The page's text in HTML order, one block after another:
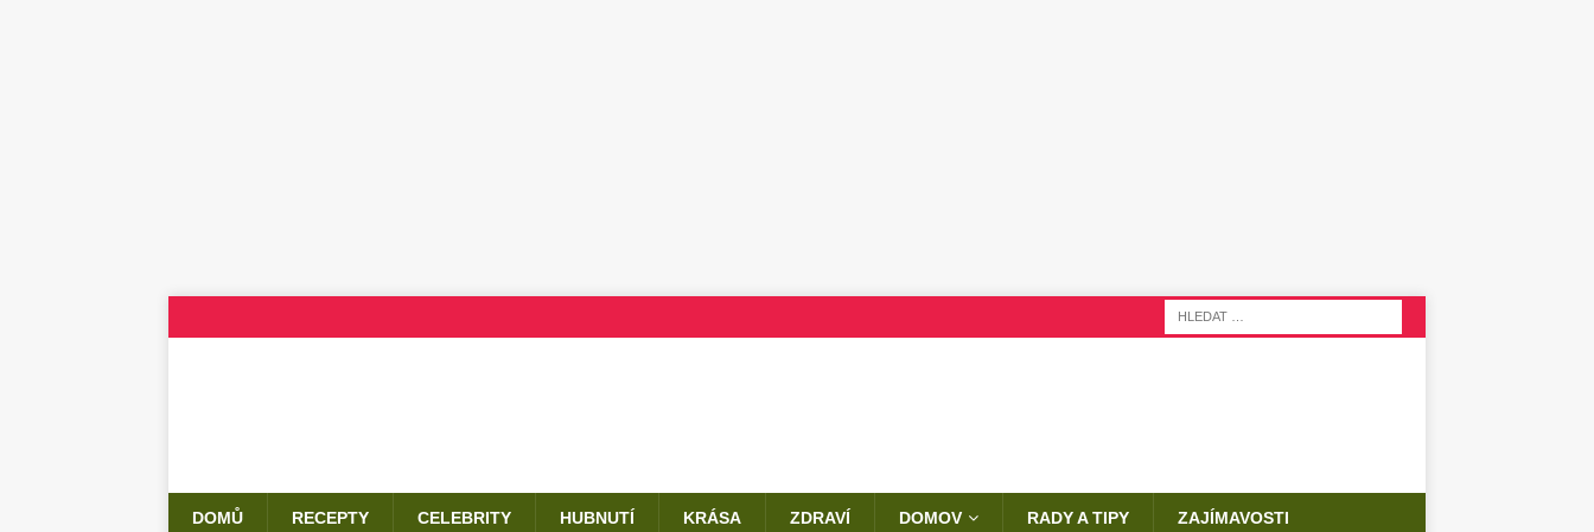
DOMŮ RECEPTY CELEBRITY HUBNUTÍ KRÁSA ZDRAVÍ DOMOV RADY A TIPY ZAJÍMAVOSTI